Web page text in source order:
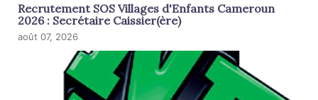
Recrutement SOS Villages d'Enfants Cameroun
2026 : Secrétaire Caissier(ère)
août 07, 2026